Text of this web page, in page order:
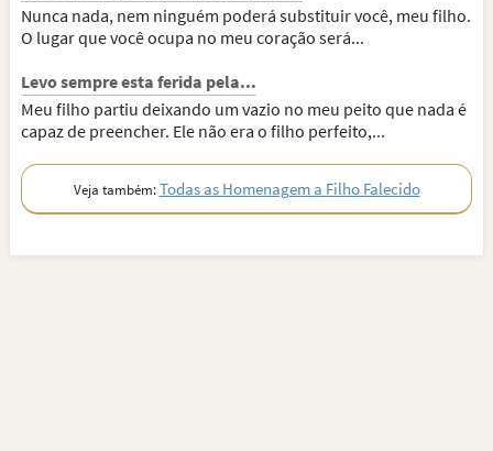
Nunca nada, nem ninguém poderá substituir você, meu filho.
O lugar que você ocupa no meu coração será...
Levo sempre esta ferida pela...
Meu filho partiu deixando um vazio no meu peito que nada é
capaz de preencher. Ele não era o filho perfeito,...
Veja também:Todas as Homenagem a Filho Falecido